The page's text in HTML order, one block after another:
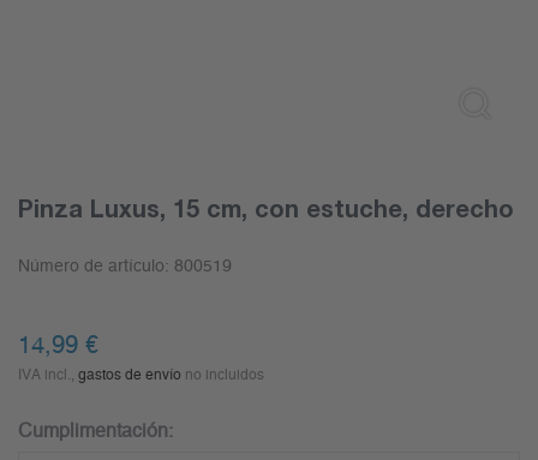
Pinza Luxus, 15 cm, con estuche, derecho
Número de artículo: 800519
14,99 €
IVA incl., gastos de envío no incluidos
Cumplimentación: